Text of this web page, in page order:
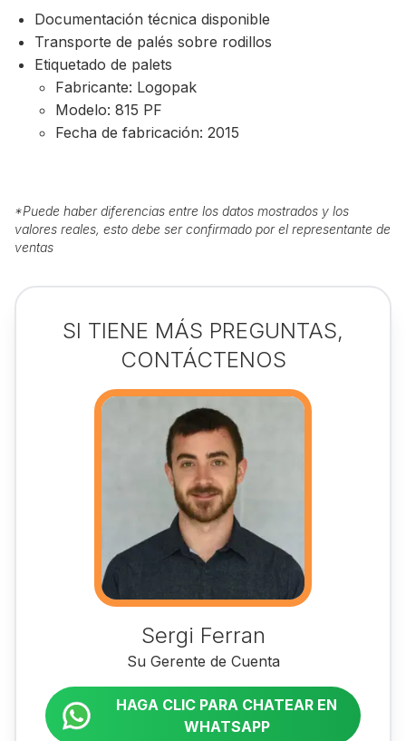
Documentación técnica disponible
Transporte de palés sobre rodillos
Etiquetado de palets
Fabricante: Logopak
Modelo: 815 PF
Fecha de fabricación: 2015
*Puede haber diferencias entre los datos mostrados y los
valores reales, esto debe ser confirmado por el representante de
ventas
SI TIENE MÁS PREGUNTAS,
CONTÁCTENOS
Sergi Ferran
Su Gerente de Cuenta
HAGA CLIC PARA CHATEAR EN
WHATSAPP